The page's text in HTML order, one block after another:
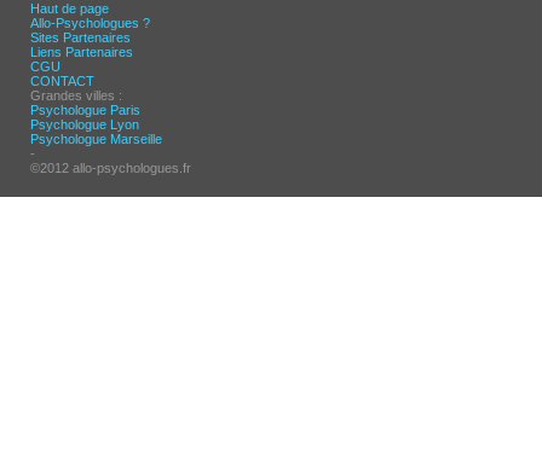
Haut de page
Allo-Psychologues ?
Sites Partenaires
Liens Partenaires
CGU
CONTACT
Grandes villes :
Psychologue Paris
Psychologue Lyon
Psychologue Marseille
-
©2012 allo-psychologues.fr